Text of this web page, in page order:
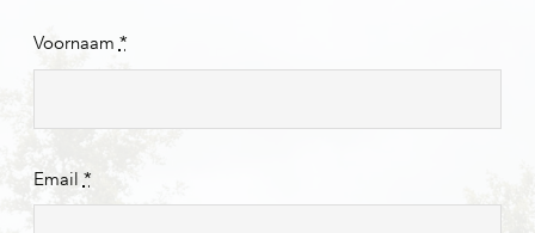
Voornaam *
Email *